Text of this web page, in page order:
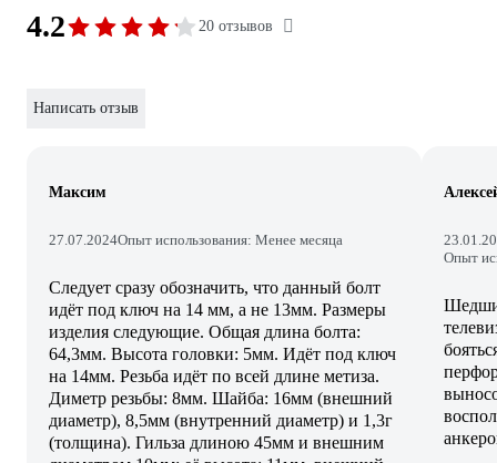
4.2 20 отзывов
Написать отзыв
Максим
27.07.2024Опыт использования: Менее месяца
Следует сразу обозначить, что данный болт
идёт под ключ на 14 мм, а не 13мм. Размеры
изделия следующие. Общая длина болта:
64,3мм. Высота головки: 5мм. Идёт под ключ
на 14мм. Резьба идёт по всей длине метиза.
Диметр резьбы: 8мм. Шайба: 16мм (внешний
диаметр), 8,5мм (внутренний диаметр) и 1,3г
(толщина). Гильза длиною 45мм и внешним
Опыт